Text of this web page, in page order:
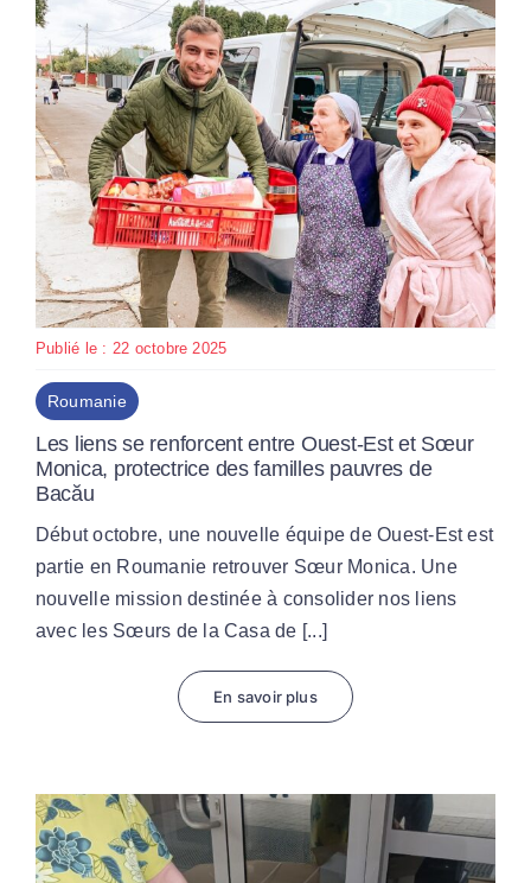
Publié le : 22 octobre 2025
Roumanie
Les liens se renforcent entre Ouest-Est et Sœur
Monica, protectrice des familles pauvres de
Bacău
Début octobre, une nouvelle équipe de Ouest-Est est
partie en Roumanie retrouver Sœur Monica. Une
nouvelle mission destinée à consolider nos liens
avec les Sœurs de la Casa de [...]
En savoir plus